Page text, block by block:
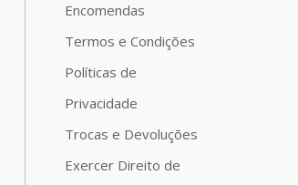
Encomendas
Termos e Condições
Políticas de
Privacidade
Trocas e Devoluções
Exercer Direito de